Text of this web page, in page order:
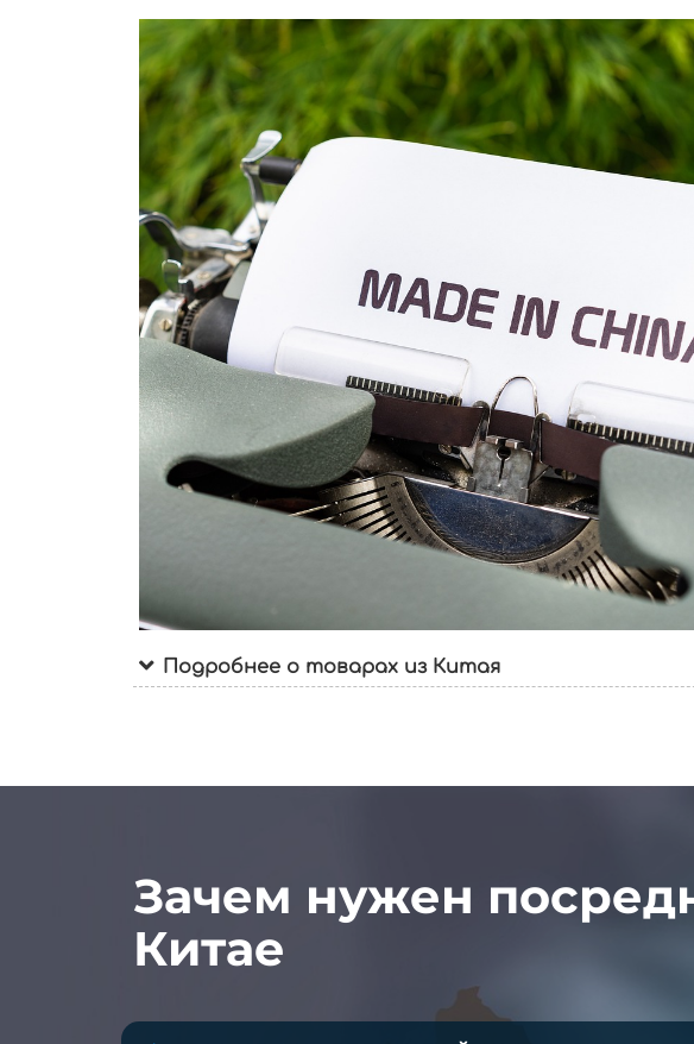
Подробнее о товарах из Китая
Зачем нужен
Китае